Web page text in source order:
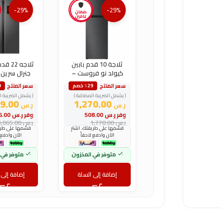
ضمان
عامين
-29%
ثلاجة 10 قدم بابين
كيولد نو فروست –
فضيسعر المنتج
٪29 خصم
( يشمل الضريبة المضافة )
ر.س1,270.00
وفرر.س
ر.س1,778.00
قسّمها على طريقتك. اشترِ
الآن وادفع لاحقاً
متوفر في المخزون
إضافة إلى السلة
-29%
جنرال
سعر المنتج
( يشمل الضريبة
ر.س2,189.00
وفرر.س
ر.س3,065.00
قسّمها على
الآن
متوفر
إضافة